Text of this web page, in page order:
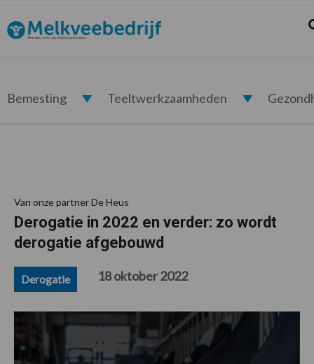
de
hoofdnavigatie
de
hoofd
de
eerste
de
voettekst
Melkveebedrijf.nl
Bemesting Teeltwerkzaamheden
Van onze partner De Heus
Derogatie in 2022 en verder: zo wordt
derogatie afgebouwd
Derogatie 18 oktober 2022